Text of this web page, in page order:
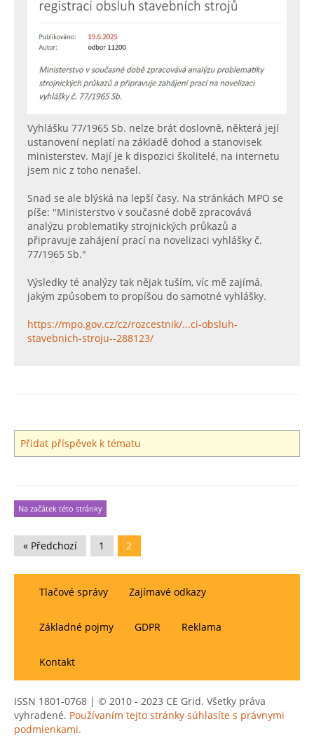
Vyhlášku 77/1965 Sb. nelze brát doslovně, některá její
ustanovení neplatí na základě dohod a stanovisek
ministerstev. Mají je k dispozici školitelé, na internetu
jsem nic z toho nenašel.
Snad se ale blýská na lepší časy. Na stránkách MPO se
píše: "Ministerstvo v současné době zpracovává
analýzu problematiky strojnických průkazů a
připravuje zahájení prací na novelizaci vyhlášky č.
77/1965 Sb."
Výsledky té analýzy tak nějak tuším, víc mě zajímá,
jakým způsobem to propíšou do samotné vyhlášky.
https://mpo.gov.cz/cz/rozcestnik/...ci-obsluh-
stavebnich-stroju--288123/
Přidat příspěvek k tématu
Na začátek této stránky
« Předchozí 1 2
Tlačové správy Zajímavé odkazy
Základné pojmy GDPR Reklama
Kontakt
ISSN 1801-0768 | © 2010 - 2023 CE Grid. Všetky práva
vyhradené. Používaním tejto stránky súhlasíte s právnymi
podmienkami.